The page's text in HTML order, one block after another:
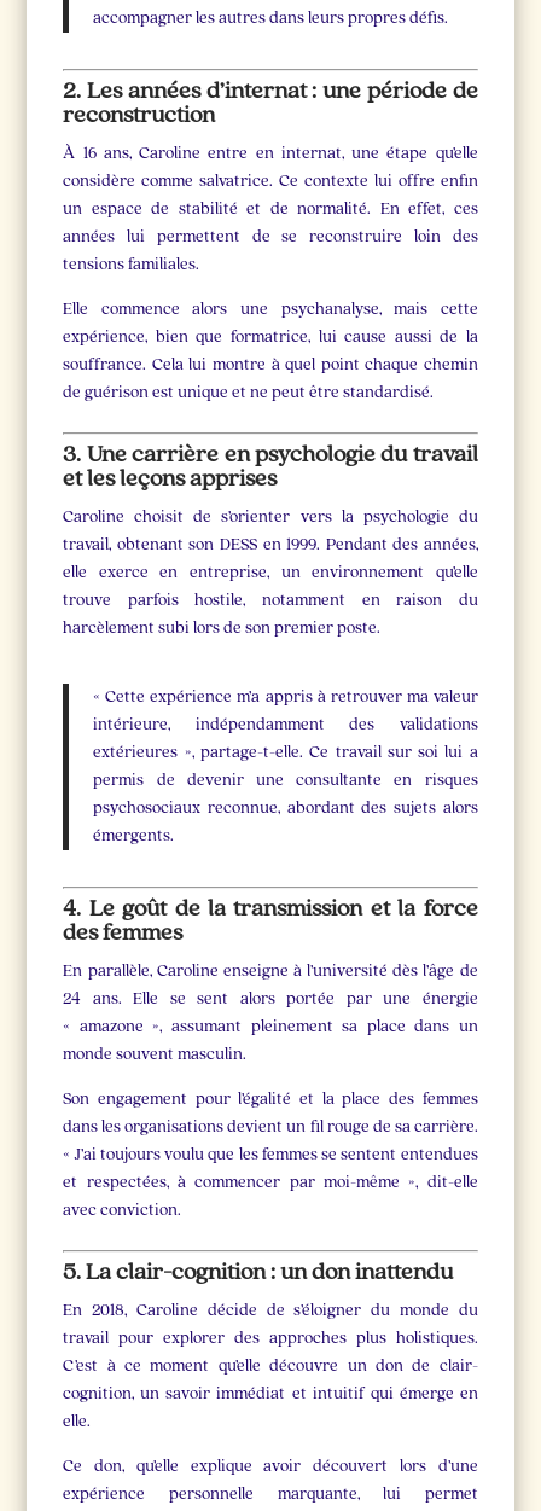
accompagner les autres dans leurs propres défis.
2. Les années d’internat : une période de
reconstruction
À 16 ans, Caroline entre en internat, une étape qu’elle
considère comme salvatrice. Ce contexte lui offre enfin
un espace de stabilité et de normalité. En effet, ces
années lui permettent de se reconstruire loin des
tensions familiales.
Elle commence alors une psychanalyse, mais cette
expérience, bien que formatrice, lui cause aussi de la
souffrance. Cela lui montre à quel point chaque chemin
de guérison est unique et ne peut être standardisé.
3. Une carrière en psychologie du travail
et les leçons apprises
Caroline choisit de s’orienter vers la psychologie du
travail, obtenant son DESS en 1999. Pendant des années,
elle exerce en entreprise, un environnement qu’elle
trouve parfois hostile, notamment en raison du
harcèlement subi lors de son premier poste.
« Cette expérience m’a appris à retrouver ma valeur
intérieure, indépendamment des validations
extérieures », partage-t-elle. Ce travail sur soi lui a
permis de devenir une consultante en risques
psychosociaux reconnue, abordant des sujets alors
émergents.
4. Le goût de la transmission et la force
des femmes
En parallèle, Caroline enseigne à l’université dès l’âge de
24 ans. Elle se sent alors portée par une énergie
« amazone », assumant pleinement sa place dans un
monde souvent masculin.
Son engagement pour l’égalité et la place des femmes
dans les organisations devient un fil rouge de sa carrière.
« J’ai toujours voulu que les femmes se sentent entendues
et respectées, à commencer par moi-même », dit-elle
avec conviction.
5. La clair-cognition : un don inattendu
En 2018, Caroline décide de s’éloigner du monde du
travail pour explorer des approches plus holistiques.
C’est à ce moment qu’elle découvre un don de clair-
cognition, un savoir immédiat et intuitif qui émerge en
elle.
Ce don, qu’elle explique avoir découvert lors d’une
expérience personnelle marquante, lui permet